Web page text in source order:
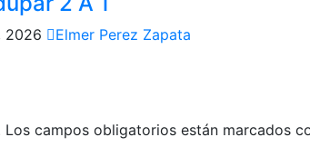
2026 Elmer Perez Zapata
Los campos obligatorios están marcados